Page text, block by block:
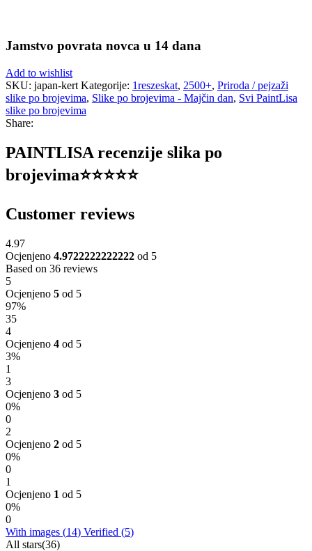
Jamstvo povrata novca u 14 dana
Add to wishlist
SKU: japan-kert Kategorije: 1reszeskat, 2500+, Priroda / pejzaži
slike po brojevima, Slike po brojevima - Majčin dan, Svi PaintLisa
slike po brojevima
Share:
PAINTLISA recenzije slika po
brojevima⭐️⭐️⭐️⭐️⭐️
Customer reviews
4.97
Ocjenjeno 4.9722222222222 od 5
Based on 36 reviews
5
Ocjenjeno 5 od 5
97%
35
4
Ocjenjeno 4 od 5
3%
1
3
Ocjenjeno 3 od 5
0%
0
2
Ocjenjeno 2 od 5
0%
0
1
Ocjenjeno 1 od 5
0%
0
With images (14) Verified (5)
All stars(36)